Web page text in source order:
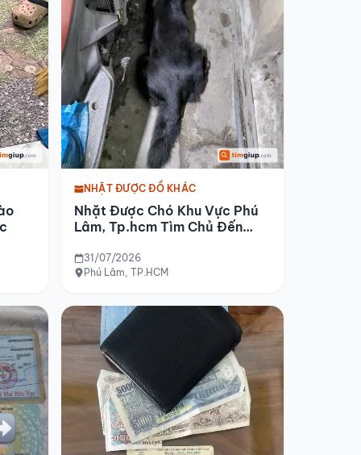
NHẶT ĐƯỢC ĐỒ KHÁC
Nhặt Được Chó Khu Vực Phú
Lâm, Tp.hcm Tìm Chủ Đến
31/07/2026
Phú Lâm, TP.HCM